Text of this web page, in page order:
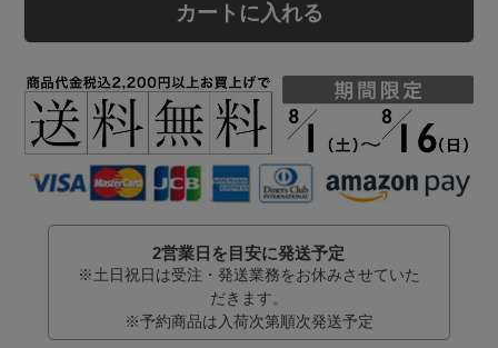
カートに入れる
2営業日を目安に発送予定
※土日祝日は受注・発送業務をお休みさせていた
だきます。
※予約商品は入荷次第順次発送予定